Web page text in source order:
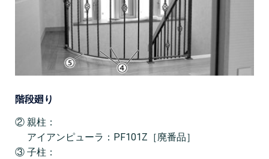
階段廻り
② 親柱：
アイアンピューラ：PF101Z［廃番品］
③ 子柱：